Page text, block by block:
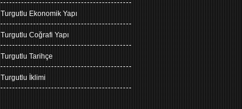
Turgutlu Ekonomik Yapı
Turgutlu Coğrafi Yapı
Turgutlu Tarihçe
Turgutlu İklimi